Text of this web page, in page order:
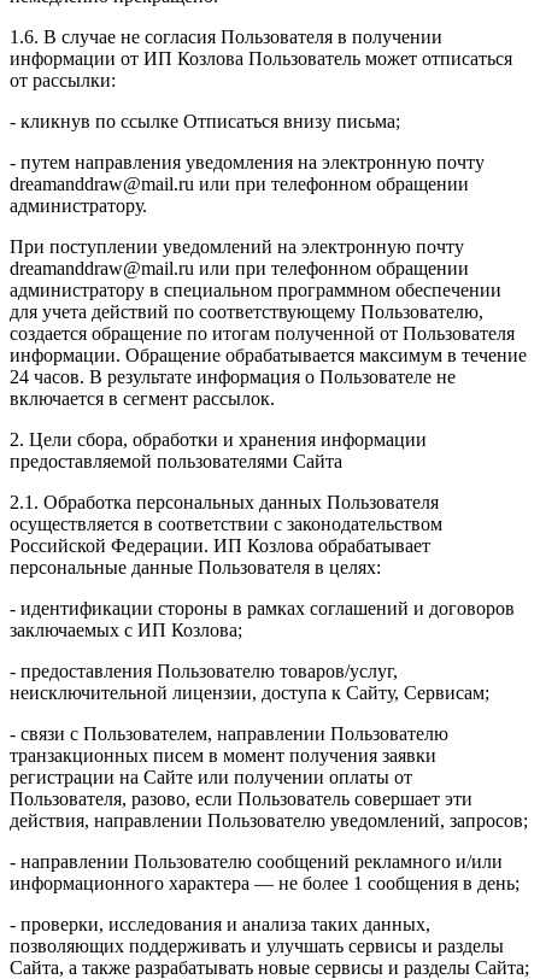
1.6. В случае не согласия Пользователя в получении
информации от ИП Козлова Пользователь может отписаться
от рассылки:
- кликнув по ссылке Отписаться внизу письма;
- путем направления уведомления на электронную почту
dreamanddraw@mail.ru или при телефонном обращении
администратору.
При поступлении уведомлений на электронную почту
dreamanddraw@mail.ru или при телефонном обращении
администратору в специальном программном обеспечении
для учета действий по соответствующему Пользователю,
создается обращение по итогам полученной от Пользователя
информации. Обращение обрабатывается максимум в течение
24 часов. В результате информация о Пользователе не
включается в сегмент рассылок.
2. Цели сбора, обработки и хранения информации
предоставляемой пользователями Сайта
2.1. Обработка персональных данных Пользователя
осуществляется в соответствии с законодательством
Российской Федерации. ИП Козловa обрабатывает
персональные данные Пользователя в целях:
- идентификации стороны в рамках соглашений и договоров
заключаемых с ИП Козлова;
- предоставления Пользователю товаров/услуг,
неисключительной лицензии, доступа к Сайту, Сервисам;
- связи с Пользователем, направлении Пользователю
транзакционных писем в момент получения заявки
регистрации на Сайте или получении оплаты от
Пользователя, разово, если Пользователь совершает эти
действия, направлении Пользователю уведомлений, запросов;
- направлении Пользователю сообщений рекламного и/или
информационного характера — не более 1 сообщения в день;
- проверки, исследования и анализа таких данных,
позволяющих поддерживать и улучшать сервисы и разделы
Сайта, а также разрабатывать новые сервисы и разделы Сайта;